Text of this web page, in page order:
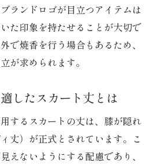
ランドロゴが目立つアイテムは
た印象を持たせることが大切で
で焼香を行う場合もあるため、
が求められます。
したスカート丈とは
するスカートの丈は、膝が隠れ
丈）が正式とされています。こ
えないようにする配慮であり、